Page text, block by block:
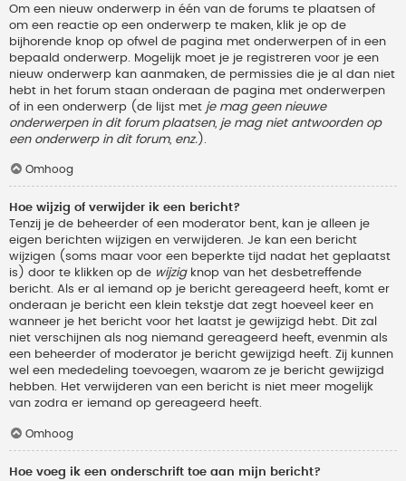
Om een nieuw onderwerp in één van de forums te plaatsen of
om een reactie op een onderwerp te maken, klik je op de
bijhorende knop op ofwel de pagina met onderwerpen of in een
bepaald onderwerp. Mogelijk moet je je registreren voor je een
nieuw onderwerp kan aanmaken, de permissies die je al dan niet
hebt in het forum staan onderaan de pagina met onderwerpen
of in een onderwerp (de lijst met je mag geen nieuwe
onderwerpen in dit forum plaatsen, je mag niet antwoorden op
een onderwerp in dit forum, enz. ).
Omhoog
Hoe wijzig of verwijder ik een bericht?
Tenzij je de beheerder of een moderator bent, kan je alleen je
eigen berichten wijzigen en verwijderen. Je kan een bericht
wijzigen (soms maar voor een beperkte tijd nadat het geplaatst
is) door te klikken op de wijzigknop van het desbetreffende
bericht. Als er al iemand op je bericht gereageerd heeft, komt er
onderaan je bericht een klein tekstje dat zegt hoeveel keer en
wanneer je het bericht voor het laatst je gewijzigd hebt. Dit zal
niet verschijnen als nog niemand gereageerd heeft, evenmin als
een beheerder of moderator je bericht gewijzigd heeft. Zij kunnen
wel een mededeling toevoegen, waarom ze je bericht gewijzigd
hebben. Het verwijderen van een bericht is niet meer mogelijk
van zodra er iemand op gereageerd heeft.
Omhoog
Hoe voeg ik een onderschrift toe aan mijn bericht?